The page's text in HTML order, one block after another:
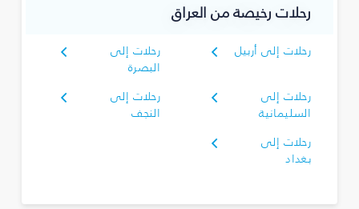
رحلات رخيصة من العراق
رحلات إلى أربيل
رحلات إلى
البصرة‎
رحلات إلى
السليمانية‎
رحلات إلى
النجف
رحلات إلى
بغداد